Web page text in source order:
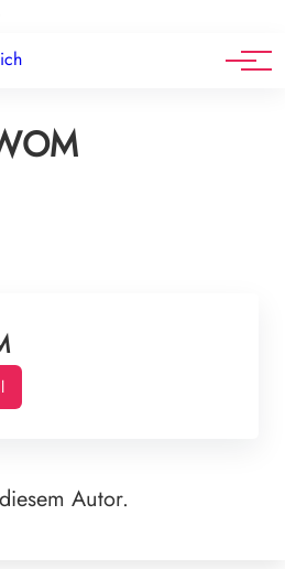
Autor.